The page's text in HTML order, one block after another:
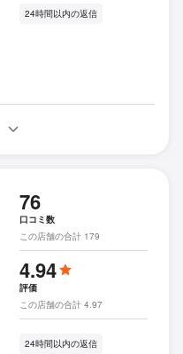
24時間以内の返信
76
口コミ数
この店舗の合計 179
4.94
評価
この店舗の合計 4.97
24時間以内の返信